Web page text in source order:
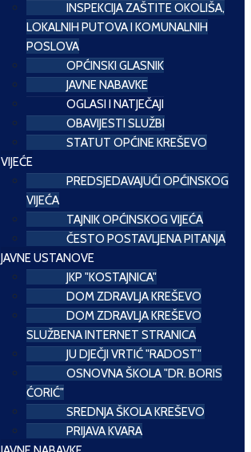
INSPEKCIJA ZAŠTITE OKOLIŠA,
LOKALNIH PUTOVA I KOMUNALNIH
POSLOVA
OPĆINSKI GLASNIK
JAVNE NABAVKE
OGLASI I NATJEČAJI
OBAVIJESTI SLUŽBI
STATUT OPĆINE KREŠEVO
VIJEĆE
PREDSJEDAVAJUĆI OPĆINSKOG
VIJEĆA
TAJNIK OPĆINSKOG VIJEĆA
ČESTO POSTAVLJENA PITANJA
JAVNE USTANOVE
JKP "KOSTAJNICA"
DOM ZDRAVLJA KREŠEVO
DOM ZDRAVLJA KREŠEVO
SLUŽBENA INTERNET STRANICA
JU DJEČJI VRTIĆ "RADOST"
OSNOVNA ŠKOLA "DR. BORIS
ĆORIĆ"
SREDNJA ŠKOLA KREŠEVO
PRIJAVA KVARA